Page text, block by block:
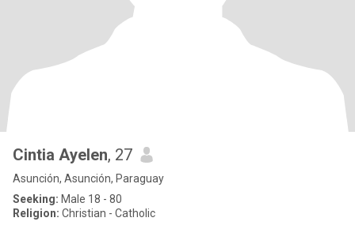
Cintia Ayelen, 27
Asunción, Asunción, Paraguay
Seeking: Male 18 - 80
Religion: Christian - Catholic